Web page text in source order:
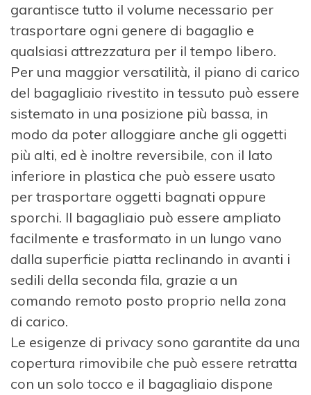
garantisce tutto il volume necessario per
trasportare ogni genere di bagaglio e
qualsiasi attrezzatura per il tempo libero.
Per una maggior versatilità, il piano di carico
del bagagliaio rivestito in tessuto può essere
sistemato in una posizione più bassa, in
modo da poter alloggiare anche gli oggetti
più alti, ed è inoltre reversibile, con il lato
inferiore in plastica che può essere usato
per trasportare oggetti bagnati oppure
sporchi. Il bagagliaio può essere ampliato
facilmente e trasformato in un lungo vano
dalla superficie piatta reclinando in avanti i
sedili della seconda fila, grazie a un
comando remoto posto proprio nella zona
di carico.
Le esigenze di privacy sono garantite da una
copertura rimovibile che può essere retratta
con un solo tocco e il bagagliaio dispone